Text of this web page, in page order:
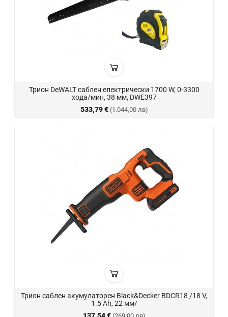
Трион DeWALT саблен електрически 1700 W, 0-3300
хода/мин, 38 мм, DWE397
533,79 € (1.044,00 лв)
Трион саблен акумулаторен Black&Decker BDCR18 /18 V,
1.5 Ah, 22 мм/